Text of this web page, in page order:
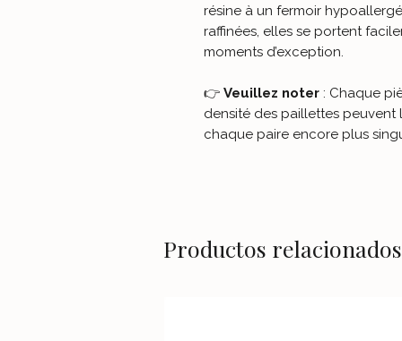
résine à un fermoir
raffinées, elles se portent
moments d’exception.
👉 Veuillez noter : Chaque
densité des paillettes
chaque paire encore plus
Productos relacionados